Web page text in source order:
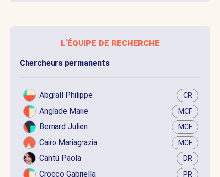
l'équipe de recherche
Chercheurs permanents
Abgrall Philippe CR
Anglade Marie MCF
Bernard Julien MCF
Cairo Mariagrazia MCF
Cantù Paola DR
Crocco Gabriella PR